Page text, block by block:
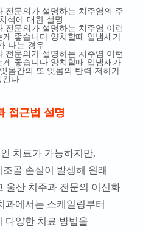
접근법 설명
치료가 가능하지만,
골 손실이 발생해 원래
울산 치주과 전문의 이신화
과에서는 스케일링부터
다양한 치료 방법을